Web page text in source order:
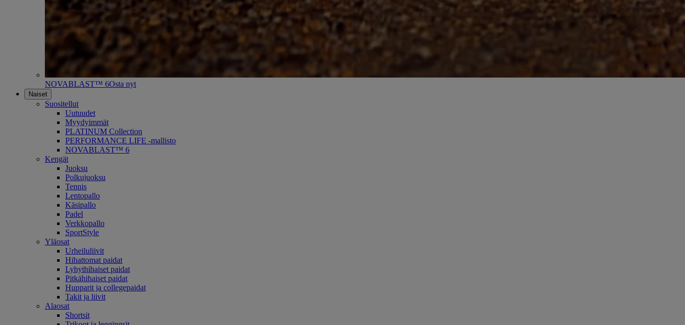
NOVABLAST™ 6Osta nyt
Naiset
Suositellut
Uutuudet
Myydyimmät
PLATINUM Collection
PERFORMANCE LIFE -mallisto
NOVABLAST™ 6
Kengät
Juoksu
Polkujuoksu
Tennis
Lentopallo
Käsipallo
Padel
Verkkopallo
SportStyle
Yläosat
Urheiluliivit
Hihattomat paidat
Lyhythihaiset paidat
Pitkähihaiset paidat
Hupparit ja collegepaidat
Takit ja liivit
Alaosat
Shortsit